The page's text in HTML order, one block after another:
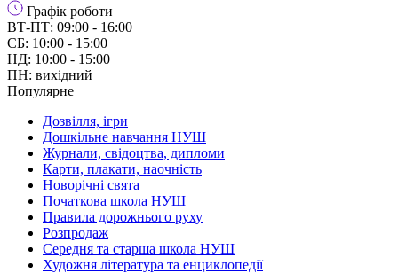
Графік роботи
ВТ-ПТ: 09:00 - 16:00
СБ: 10:00 - 15:00
НД: 10:00 - 15:00
ПН: вихідний
Популярне
Дозвілля, ігри
Дошкільне навчання НУШ
Журнали, свідоцтва, дипломи
Карти, плакати, наочність
Новорічні свята
Початкова школа НУШ
Правила дорожнього руху
Розпродаж
Середня та старша школа НУШ
Художня література та енциклопедії